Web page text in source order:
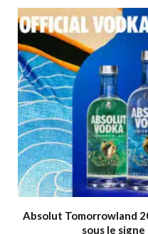
Absolut Tomorrowland
sous le signe